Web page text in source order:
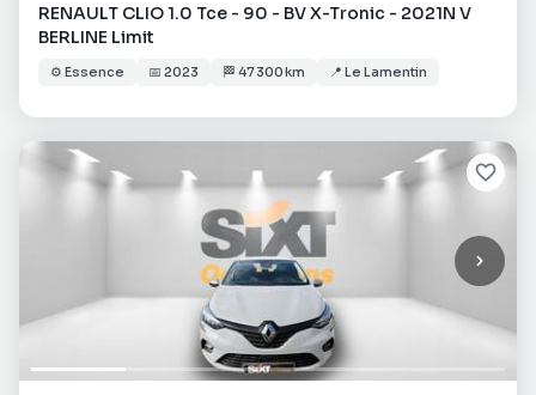
RENAULT CLIO 1.0 Tce - 90 - BV X-Tronic - 2021N V
BERLINE Limit
⚙️ Essence 📅 2023 🏁 47 300 km 📍 Le Lamentin